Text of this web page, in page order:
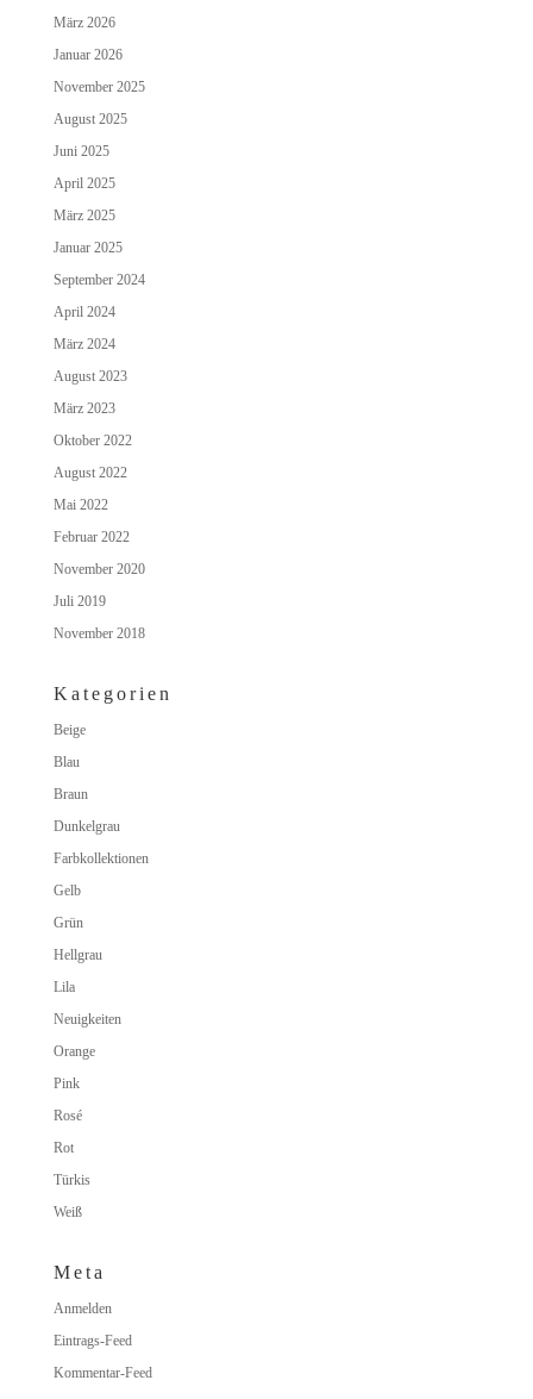
März 2026
Januar 2026
November 2025
August 2025
Juni 2025
April 2025
März 2025
Januar 2025
September 2024
April 2024
März 2024
August 2023
März 2023
Oktober 2022
August 2022
Mai 2022
Februar 2022
November 2020
Juli 2019
November 2018
Kategorien
Beige
Blau
Braun
Dunkelgrau
Farbkollektionen
Gelb
Grün
Hellgrau
Lila
Neuigkeiten
Orange
Pink
Rosé
Rot
Türkis
Weiß
Meta
Anmelden
Eintrags-Feed
Kommentar-Feed